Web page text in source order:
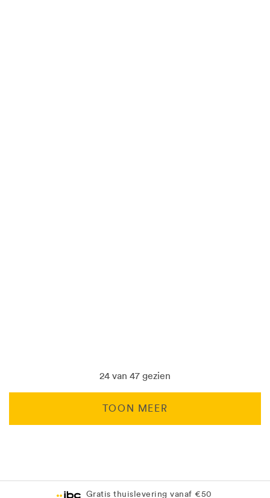
24 van 47 gezien
TOON MEER
Levering in 1 pakket
Gratis levering in JBC-winkel